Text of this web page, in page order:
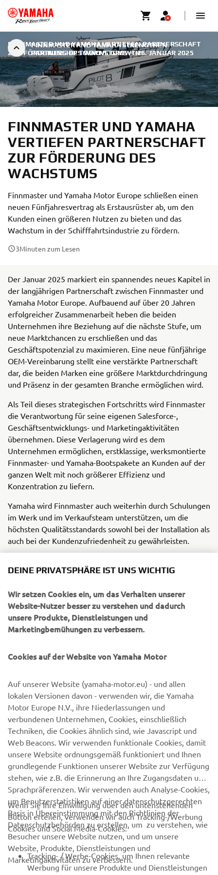
FINNMASTER AND YAMAHA STRENGTHEN
PARTNERSHIP TO DRIVE GROWTH
FINNMASTER UND YAMAHA VERTIEFEN PARTNERSCHAFT
ZUR FÖRDERUNG DES WACHSTUMS | 26. JANUAR 2025
FINNMASTER UND YAMAHA
VERTIEFEN PARTNERSCHAFT
ZUR FÖRDERUNG DES
WACHSTUMS
Finnmaster und Yamaha Motor Europe schließen einen
neuen Fünfjahresvertrag als Erstausrüster ab, um den
Kunden einen größeren Nutzen zu bieten und das
Wachstum in der Schifffahrtsindustrie zu fördern.
3Minuten zum Lesen
Der Januar 2025 markiert ein spannendes neues Kapitel in
der langjährigen Partnerschaft zwischen Finnmaster und
Yamaha Motor Europe. Aufbauend auf über 20 Jahren
erfolgreicher Zusammenarbeit heben die beiden
Unternehmen ihre Beziehung auf die nächste Stufe, um
neue Marktchancen zu erschließen und das
Geschäftspotenzial zu maximieren. Eine neue fünfjährige
OEM-Vereinbarung stellt eine verstärkte Partnerschaft
dar, die beiden Marken eine größere Marktdurchdringung
und Präsenz in der gesamten Branche ermöglichen wird.
Als Teil dieses strategischen Fortschritts wird Finnmaster
die Verantwortung für seine eigenen Salesforce-,
Geschäftsentwicklungs- und Marketingaktivitäten
übernehmen. Diese Verlagerung wird es dem
Unternehmen ermöglichen, erstklassige, werksmontierte
Finnmaster- und Yamaha-Bootspakete an Kunden auf der
ganzen Welt mit noch größerer Effizienz und
Konzentration zu liefern.
Yamaha wird Finnmaster auch weiterhin durch Schulungen
im Werk und im Verkaufsteam unterstützen, um die
höchsten Qualitätsstandards sowohl bei der Installation als
auch bei der Kundenzufriedenheit zu gewährleisten.
Europe, teilte seine Begeisterung über die erweiterte
„Wir freuen uns, unsere Zusammenarbeit auf die nächste
Stufe zu heben und werden das Finnmaster-Team
weiterhin unterstützen, um unser gemeinsames Geschäft
zu sein, mit dem man Geschäfte machen kann.“
Gemeinsam sind Finnmaster und Yamaha in der Lage,
ihren Kunden weltweit einen unvergleichlichen Mehrwert
zu bieten und ihr gemeinsames Engagement für
Innovation, Qualität und Wachstum in der Marineindustrie
zu verstärken.
FINDE DEIN PASSENDES BOOT
UNTERNEHMEN
B2B
DEINE PRIVATSPHÄRE IST UNS WICHTIG
Wir setzen Cookies ein, um das Verhalten unserer
Website-Nutzer besser zu verstehen und dadurch
unsere Produkte, Dienstleistungen und
Marketingbemühungen zu verbessern.
Cookies auf der Website von Yamaha Motor
Auf unserer Website (yamaha-motor.eu) - und allen
lokalen Versionen davon - verwenden wir, die Yamaha
Motor Europe N.V., ihre Niederlassungen und
verbundenen Unternehmen, Cookies, einschließlich
Techniken, die Cookies ähnlich sind, wie Javascript und
Web Beacons. Wir verwenden funktionale Cookies, damit
unsere Website ordnungsgemäß funktioniert und Ihnen
grundlegende Funktionen unserer Website zur Verfügung
stehen, wie z.B. die Erinnerung an Ihre Zugangsdaten und
Sprachpräferenzen. Wir verwenden auch Analyse-Cookies,
um Benutzerstatistiken auf einer datenschutzgerechten
Basis in Übereinstimmung mit den Richtlinien der
Datenschutzbehörden zu erstellen, um zu verstehen, wie
Besucher unsere Website nutzen, und um unsere
Website, Produkte, Dienstleistungen und
Marketingaktivitäten zu verbessern.
Wenn Sie Ihre Einwilligung über den untenstehenden
Button erteilen, verwenden wir auch Tracking-/Werbung
Cookies und Social Media-Cookies:
Tracking- / Werbe-Cookies, um Ihnen relevante
Werbung für unsere Produkte und Dienstleistungen